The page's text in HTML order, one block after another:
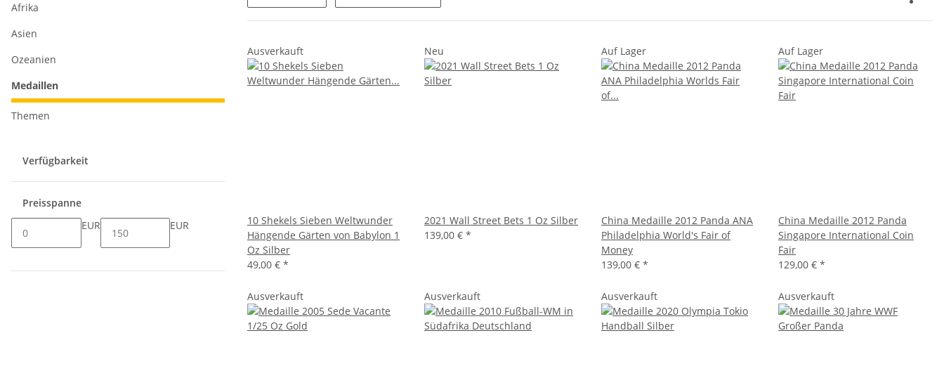
Ausverkauft
10 Shekels Sieben Weltwunder
Hängende Gärten von Babylon 1
Oz Silber
49,00 € *
Neu
2021 Wall Street Bets 1 Oz Silber
139,00 € *
Auf Lager
China Medaille 2012 Panda ANA
Philadelphia World's Fair of
Money
139,00 € *
Auf Lager
China Medaille 2012 Panda
Singapore International Coin
Fair
129,00 € *
Ausverkauft Ausverkauft Ausverkauft Ausverkauft
Afrika
Asien
Ozeanien
Medaillen
Themen
Verfügbarkeit
Preisspanne
EUR
EUR